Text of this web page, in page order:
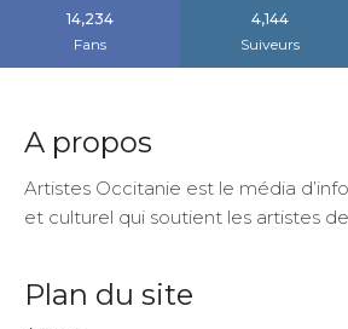
Artistes Occitanie est le média
et culturel qui soutient les artistes
Actus